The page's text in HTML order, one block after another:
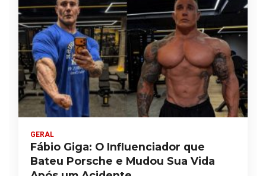
GERAL
Fábio Giga: O Influenciador que
Bateu Porsche e Mudou Sua Vida